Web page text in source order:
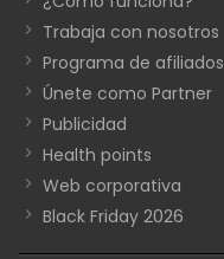
Trabaja con nosotros
Programa de afiliados
Únete como Partner
Publicidad
Health points
Web corporativa
Black Friday 2026